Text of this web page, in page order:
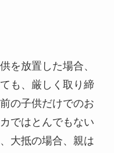
を放置した場合、
も、厳しく取り締
の子供だけでのお
ではとんでもない
大抵の場合、親は